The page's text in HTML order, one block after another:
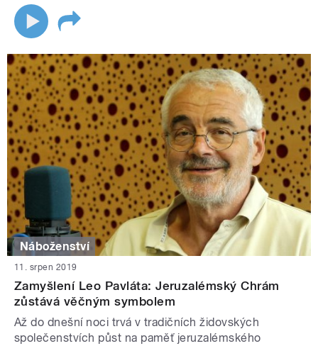
Náboženství
11. srpen 2019
Zamyšlení Leo Pavláta: Jeruzalémský Chrám
zůstává věčným symbolem
Až do dnešní noci trvá v tradičních židovských
společenstvích půst na paměť jeruzalémského